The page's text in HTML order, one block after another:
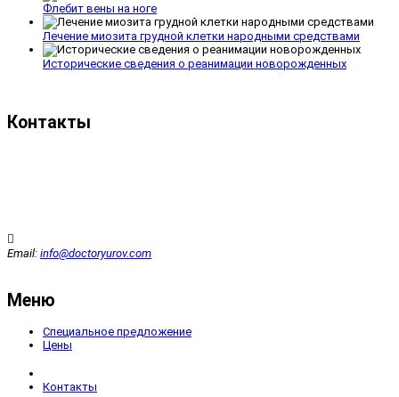
Флебит вены на ноге
Лечение миозита грудной клетки народными средствами
Исторические сведения о реанимации новорожденных
Контакты
Email: info@doctoryurov.com
Меню
Специальное предложение
Цены
Контакты